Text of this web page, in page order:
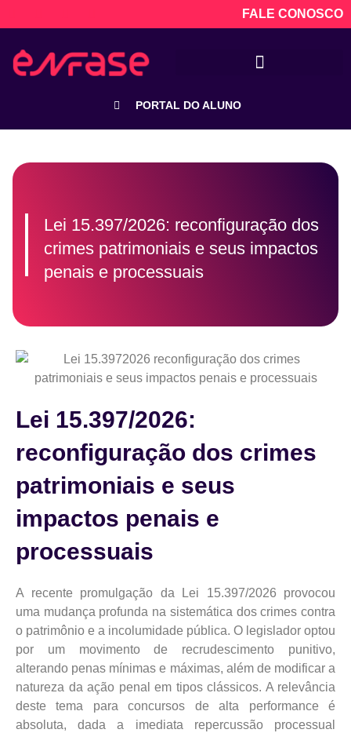
FALE CONOSCO
PORTAL DO ALUNO
Lei 15.397/2026: reconfiguração dos
crimes patrimoniais e seus impactos
penais e processuais
Lei 15.397/2026:
reconfiguração dos crimes
patrimoniais e seus
impactos penais e
processuais
A recente promulgação da Lei 15.397/2026 provocou
uma mudança profunda na sistemática dos crimes contra
o patrimônio e a incolumidade pública. O legislador optou
por um movimento de recrudescimento punitivo,
alterando penas mínimas e máximas, além de modificar a
natureza da ação penal em tipos clássicos. A relevância
deste tema para concursos de alta performance é
absoluta, dada a imediata repercussão processual